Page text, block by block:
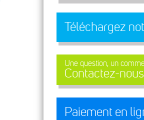
Téléchargez
Une question, un
Contactez-nous
Paiement en